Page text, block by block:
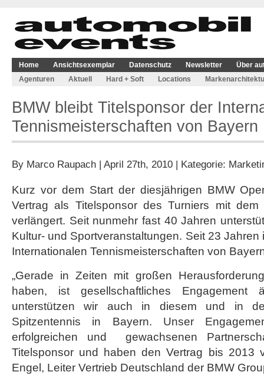
Home Ansichtsexemplar Datenschutz Newsletter
Über
Agenturen
Aktuell Hard + Soft Locations
BMW bleibt Titelsponsor der
Tennismeisterschaften von Bayern
By Marco Raupach | April 27th, 2010 | Kategorie:
Kurz vor dem Start der diesjährigen BMW
Vertrag als Titelsponsor des Turniers mit
verlängert. Seit nunmehr fast 40 Jahren
Kultur- und Sportveranstaltungen. Seit 23 Jahren
Internationalen Tennismeisterschaften von
„Gerade in Zeiten mit großen
haben, ist gesellschaftliches Engagement
unterstützen wir auch in diesem und in
Spitzentennis in Bayern. Unser
erfolgreichen und gewachsenen
Titelsponsor und haben den Vertrag bis 2013
Engel, Leiter Vertrieb Deutschland der BMW